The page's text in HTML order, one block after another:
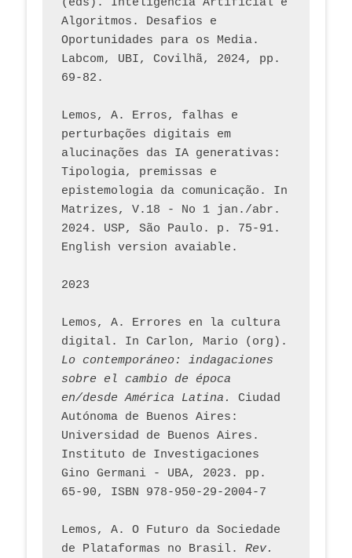
Algoritmos. Desafios e
Oportunidades para os Media.
Labcom, UBI, Covilhã, 2024, pp.
69-82.
Lemos, A. Erros, falhas e
perturbações digitais em
alucinações das IA generativas:
Tipologia, premissas e
epistemologia da comunicação. In
Matrizes, V.18 - No 1 jan./abr.
2024. USP, São Paulo. p. 75-91.
English version avaiable.
2023
Lemos, A. Errores en la cultura
Lo contemporáneo: indagaciones
sobre el cambio de época
en/desde América Latina.
Ciudad
Autónoma de Buenos Aires:
Universidad de Buenos Aires.
Instituto de Investigaciones
Gino Germani - UBA, 2023. pp.
65-90, ISBN 978-950-29-2004-7
Lemos, A. O Futuro da Sociedade
de Plataformas no Brasil. Rev.